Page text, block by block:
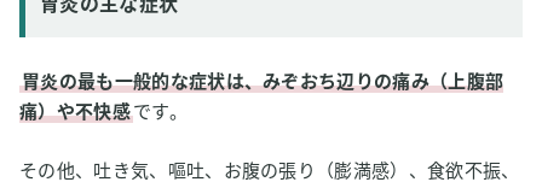
胃炎の最も一般的な症状は、みぞおち辺りの痛み（上腹部
痛）や不快感です。
その他、吐き気、嘔吐、お腹の張り（膨満感）、食欲不振、